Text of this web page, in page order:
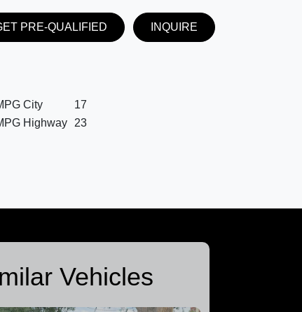
PRE-QUALIFIED INQUIRE
City
17
Highway
23
Vehicles